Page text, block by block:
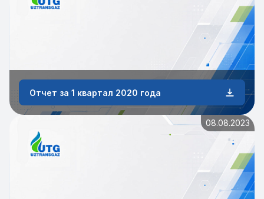
Отчет за 1 квартал 2020 года
08.08.2023